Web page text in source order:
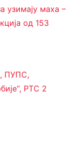
узимају маха –
од 153
ПУПС,
РТС 2